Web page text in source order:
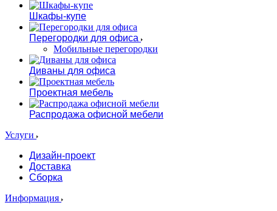
Шкафы-купе
Перегородки для офиса
Мобильные перегородки
Диваны для офиса
Проектная мебель
Распродажа офисной мебели
Услуги
Дизайн-проект
Доставка
Сборка
Информация